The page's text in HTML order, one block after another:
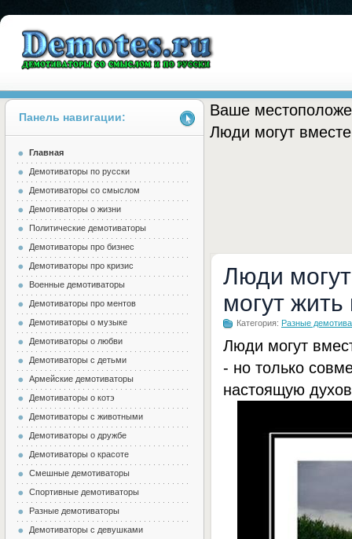
Demotes.ru
Ваше
Люди могут
Люди
могут
Категория: Разные
Люди могут
- но только
настоящую
Панель навигации:
Главная
Демотиваторы по русски
Демотиваторы со смыслом
Демотиваторы о жизни
Политические демотиваторы
Демотиваторы про бизнес
Демотиваторы про кризис
Военные демотиваторы
Демотиваторы про ментов
Демотиваторы о музыке
Демотиваторы о любви
Демотиваторы с детьми
Армейские демотиваторы
Демотиваторы о котэ
Демотиваторы с животными
Демотиваторы о дружбе
Демотиваторы о красоте
Смешные демотиваторы
Спортивные демотиваторы
Разные демотиваторы
Демотиваторы с девушками